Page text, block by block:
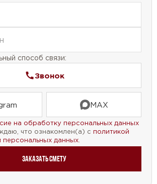
96 — это идеальное решение
спален и
помещениями.
способ связи:
Звонок
MAX
на обработку персональных данных
что ознакомлен(а) с политикой
персональных данных.
Заказать смету